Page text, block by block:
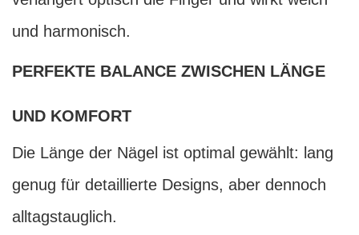
und harmonisch.
PERFEKTE BALANCE ZWISCHEN LÄNGE
UND KOMFORT
Die Länge der Nägel ist optimal gewählt: lang
genug für detaillierte Designs, aber dennoch
alltagstauglich.